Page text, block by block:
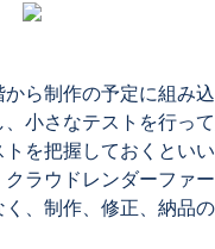
ら制作の予定に組み
小さなテストを行っ
を把握しておくとい
ラウドレンダーファ
、制作、修正、納品